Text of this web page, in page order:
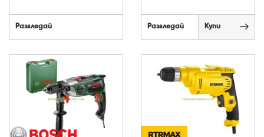
Разгледай Разгледай Купи